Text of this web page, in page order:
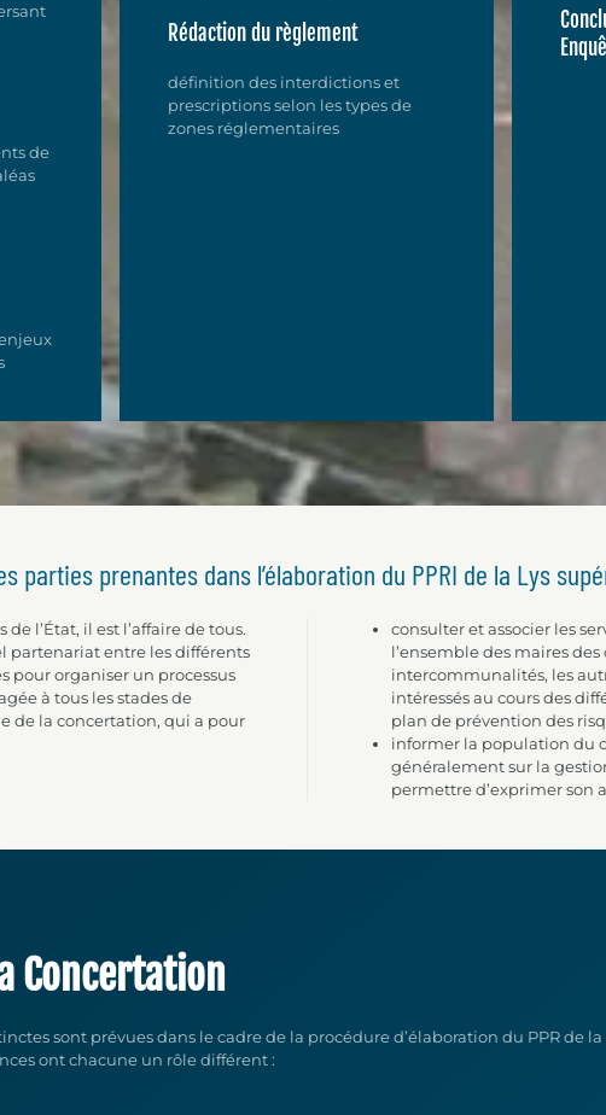
de
Rédaction du règlement
définition des interdictions et
prescriptions selon les types de
zones réglementaires
parties prenantes dans l’élaboration du PPRI de la Lys
de l’État, il est l’affaire de tous.
partenariat entre les différents
pour organiser un processus
à tous les stades de
de la concertation, qui a pour
consulter et associer les
l’ensemble des maires
intercommunalités, les
intéressés au cours des
plan de prévention des
informer la population du
généralement sur la
permettre d’exprimer son
Concertation
sont prévues dans le cadre de la procédure d’élaboration du PPR de
ont chacune un rôle différent :